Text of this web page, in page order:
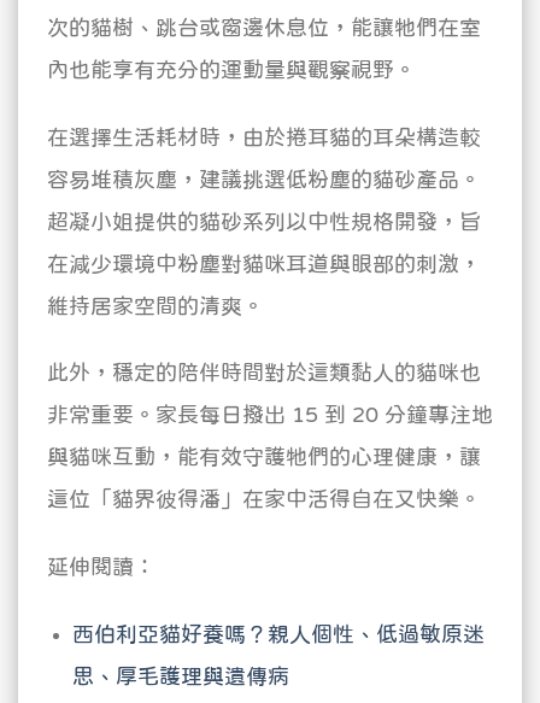
次的貓樹、跳台或窗邊休息位，能讓牠們在室
內也能享有充分的運動量與觀察視野。
在選擇生活耗材時，由於捲耳貓的耳朵構造較
容易堆積灰塵，建議挑選低粉塵的貓砂產品。
超凝小姐提供的貓砂系列以中性規格開發，旨
在減少環境中粉塵對貓咪耳道與眼部的刺激，
維持居家空間的清爽。
此外，穩定的陪伴時間對於這類黏人的貓咪也
非常重要。家長每日撥出 15 到 20 分鐘專注地
與貓咪互動，能有效守護牠們的心理健康，讓
這位「貓界彼得潘」在家中活得自在又快樂。
延伸閱讀：
西伯利亞貓好養嗎？親人個性、低過敏原迷
思、厚毛護理與遺傳病